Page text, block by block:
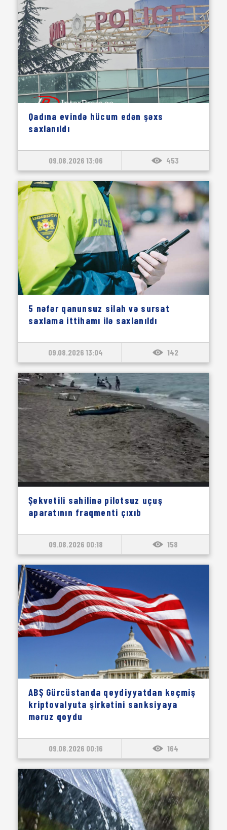
Qadına evində hücum edən şəxs
saxlanıldı
09.08.2026 13:06 453
5 nəfər qanunsuz silah və sursat
saxlama ittihamı ilə saxlanıldı
09.08.2026 13:04 142
Şekvetili sahilinə pilotsuz uçuş
aparatının fraqmenti çıxıb
09.08.2026 00:18 158
ABŞ Gürcüstanda qeydiyyatdan keçmiş
kriptovalyuta şirkətini sanksiyaya
məruz qoydu
09.08.2026 00:16 164